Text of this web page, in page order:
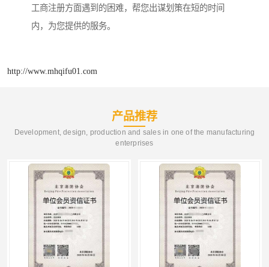
工商注册方面遇到的困难，帮您出谋划策在短的时间
内，为您提供的服务。
http://www.mhqifu01.com
产品推荐
Development, design, production and sales in one of the manufacturing
enterprises